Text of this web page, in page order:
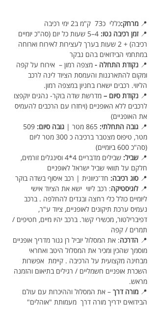
📍 מרחק:כללי  כ73  ק"מ ב2 ימי רכיבה
📍 זמן רכיבה נטו:
4–5 שעות כל יום (סה"כ יומיים
רכיבה) + 2 שעות בערך לעצירות לאירוח וארוחה
במתחמי הבידואים בהם נבקר
📍 נקודת התחלה - מצפה רמון –  אירוח על קפה
ומקום להתארגנות והעמסת הציוד לינה לרכב
הליווי. רכבים ישארו בחניון במצפה רמון.
📍 נקודת סיום – מדרשת שדה בוקר- נהגים יוקפצו
לרכבים ללא האופניים (ויחזרו עם הרכבים להעמיס
את האופניים)
📍 גובה התחלתי: גובה סיום:
מטר, טיפוס מצטבר ברכיבה כ 300 מטר ליום
(סה"כ 600 ביומיים)
📍 שביל:
שבילים מדבריים 4*4 וסינגלים זורמים,
חלקם על תוואי שביל ישראל לאופניים
📍 סוג רכיבה: חד־כיוונית | רכב איסוף בשדה בוקר
📍 לוגיסטיקה: רכב ליווי  ישא את הציוד אישי
ליומיים כולל כלי רחצה ובגדים להחלפה . ברכב
נעמיס ערכת תיקונים לאופניים, ציוד ע"ר,
דפיברילטור, מכשירי קשר. ברכב יהיו מיים, חטיפים /
תמרים / קפה
📍 הדרכה: את המסלול יוביל רן גנור מדריך אופניים
מוסמך שהכין ומכיר את המסלול היטב ואחראי
מבחינה מקצועית על הרכיבה . קיימת  אפשרות
השכרת אופניים חשמליים / רגילים בתיאום והזמנה
מראש.
📍 מורה דרך – את המסלול וההיכרות עם עולם
הבידואים ידריך מורה דרך  מעמותת "אוהלים"